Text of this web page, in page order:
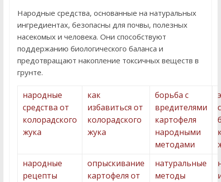
Народные средства, основанные на натуральных
ингредиентах, безопасны для почвы, полезных
насекомых и человека. Они способствуют
поддержанию биологического баланса и
предотвращают накопление токсичных веществ в
грунте.
народные
средства от
колорадского
жука
как
избавиться от
колорадского
жука
борьба с
вредителями
картофеля
народными
методами
народные
рецепты
опрыскивание
картофеля от
натуральные
методы